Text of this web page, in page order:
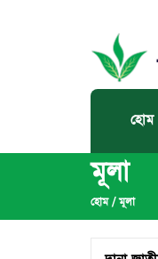
হোম
মূলা
হোম/মূলা